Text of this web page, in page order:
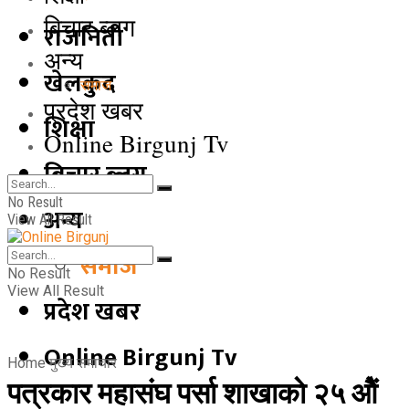
राजनिती
खेलकुद
शिक्षा
बिचार ब्लग
अन्य
समाज
प्रदेश खबर
Online Birgunj Tv
बिचार ब्लग
अन्य
समाज
प्रदेश खबर
Online Birgunj Tv
No Result
View All Result
No Result
View All Result
Home मुख्य समाचार
पत्रकार महासंघ पर्सा शाखाकाे २५ ओैं